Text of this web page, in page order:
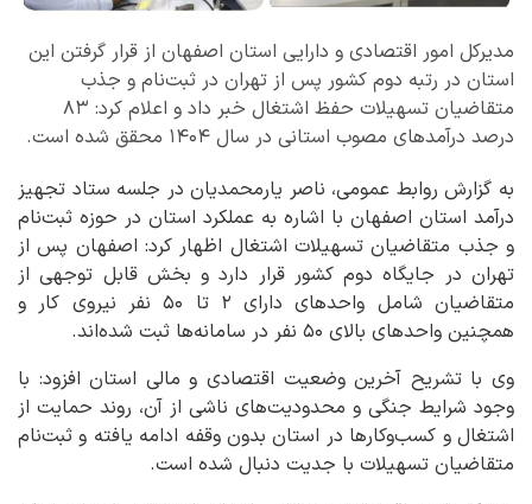
مدیرکل امور اقتصادی و دارایی استان اصفهان از قرار گرفتن این
استان در رتبه دوم کشور پس از تهران در ثبت‌نام و جذب
متقاضیان تسهیلات حفظ اشتغال خبر داد و اعلام کرد: ۸۳
درصد درآمدهای مصوب استانی در سال ۱۴۰۴ محقق شده است.
به گزارش روابط عمومی، ناصر یارمحمدیان در جلسه ستاد تجهیز
درآمد استان اصفهان با اشاره به عملکرد استان در حوزه ثبت‌نام
و جذب متقاضیان تسهیلات اشتغال اظهار کرد: اصفهان پس از
تهران در جایگاه دوم کشور قرار دارد و بخش قابل توجهی از
متقاضیان شامل واحدهای دارای ۲ تا ۵۰ نفر نیروی کار و
همچنین واحدهای بالای ۵۰ نفر در سامانه‌ها ثبت شده‌اند.
وی با تشریح آخرین وضعیت اقتصادی و مالی استان افزود: با
وجود شرایط جنگی و محدودیت‌های ناشی از آن، روند حمایت از
اشتغال و کسب‌وکارها در استان بدون وقفه ادامه یافته و ثبت‌نام
متقاضیان تسهیلات با جدیت دنبال شده است.